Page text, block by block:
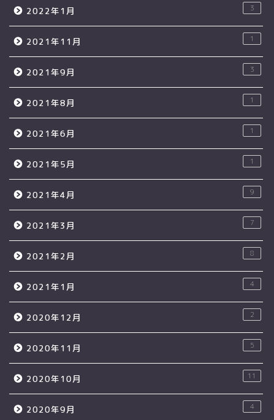
2022年1月 3
2021年11月 1
2021年9月 3
2021年8月 1
2021年6月 1
2021年5月 1
2021年4月 9
2021年3月 7
2021年2月 8
2021年1月 4
2020年12月 2
2020年11月 5
2020年10月 11
2020年9月 4